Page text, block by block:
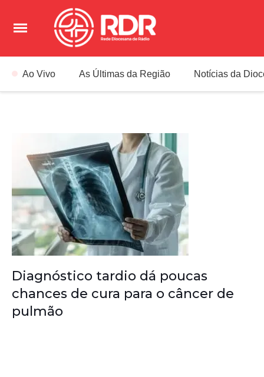
Ao Vivo As Últimas da Região Notícias da
Diagnóstico tardio dá poucas
chances de cura para o câncer de
pulmão